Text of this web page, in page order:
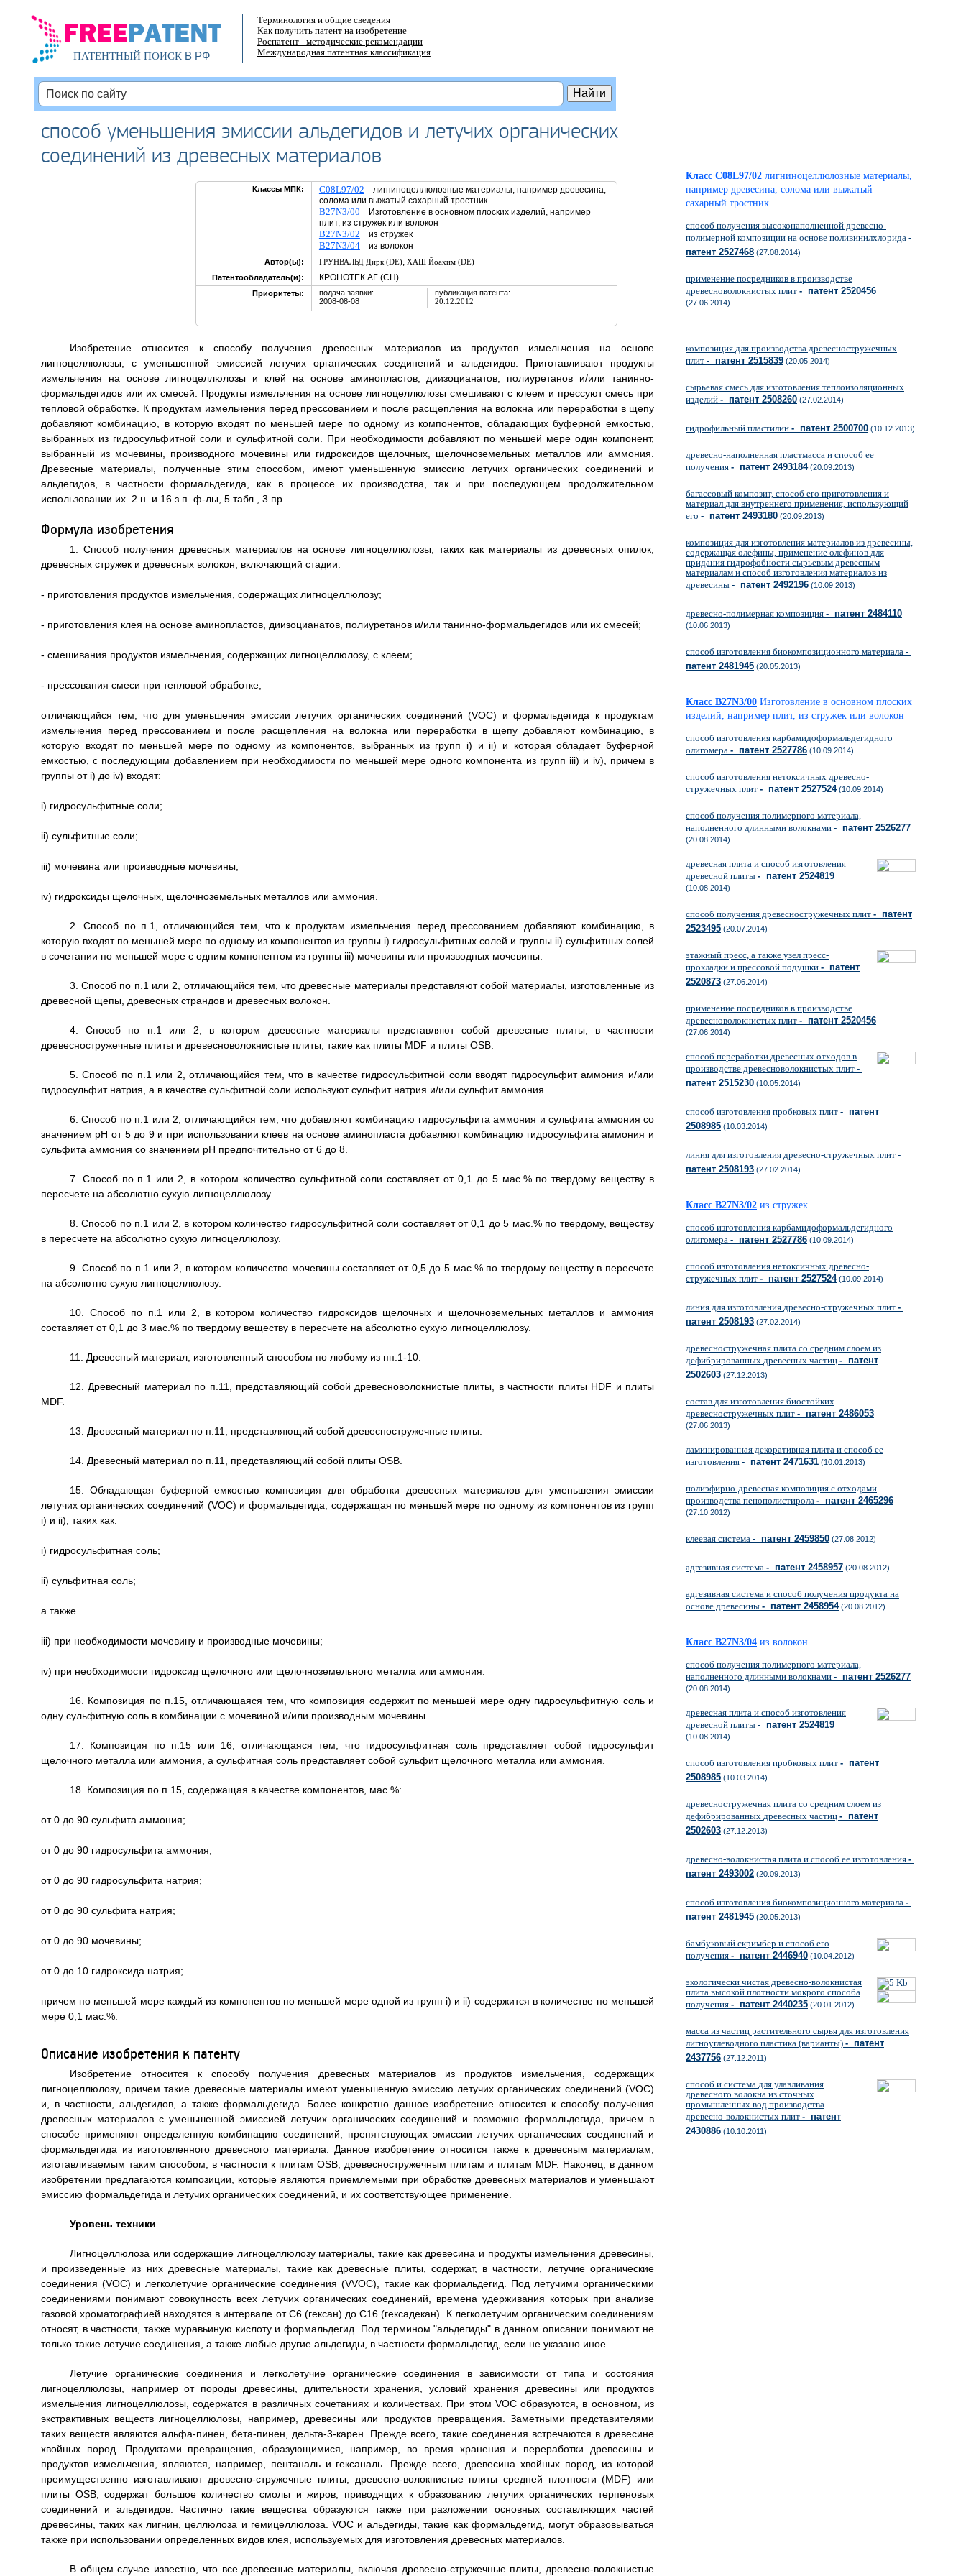
ПАТЕНТНЫЙ ПОИСКВ РФ
Терминология и общие сведения
Как получить патент на изобретение
Роспатент - методические рекомендации
Международная патентная классификация
способ уменьшения эмиссии альдегидов и летучих органических
соединений из древесных материалов
Классы МПК: C08L97/02 лигниноцеллюлозные материалы, например древесина,
солома или выжатый сахарный тростник
B27N3/00 Изготовление в основном плоских изделий, например
плит, из стружек или волокон
B27N3/02 из стружек
B27N3/04из волокон
Автор(ы): ГРУНВАЛЬД Дирк (DE), ХАШ Йоахим (DE)
Патентообладатель(и):
КРОНОТЕК АГ (CH)
Приоритеты:
подача заявки:
2008-08-08
публикация патента:
20.12.2012
Изобретение относится к способу получения древесных материалов из продуктов измельчения на основе
лигноцеллюлозы, с уменьшенной эмиссией летучих органических соединений и альдегидов. Приготавливают продукты
измельчения на основе лигноцеллюлозы и клей на основе аминопластов, диизоцианатов, полиуретанов и/или танинно-
формальдегидов или их смесей. Продукты измельчения на основе лигноцеллюлозы смешивают с клеем и прессуют смесь при
тепловой обработке. К продуктам измельчения перед прессованием и после расщепления на волокна или переработки в щепу
добавляют комбинацию, в которую входят по меньшей мере по одному из компонентов, обладающих буферной емкостью,
выбранных из гидросульфитной соли и сульфитной соли. При необходимости добавляют по меньшей мере один компонент,
выбранный из мочевины, производного мочевины или гидроксидов щелочных, щелочноземельных металлов или аммония.
Древесные материалы, полученные этим способом, имеют уменьшенную эмиссию летучих органических соединений и
альдегидов, в частности формальдегида, как в процессе их производства, так и при последующем продолжительном
использовании их. 2 н. и 16 з.п. ф-лы, 5 табл., 3 пр.
Формула изобретения
1. Способ получения древесных материалов на основе лигноцеллюлозы, таких как материалы из древесных опилок,
древесных стружек и древесных волокон, включающий стадии:
- приготовления продуктов измельчения, содержащих лигноцеллюлозу;
- приготовления клея на основе аминопластов, диизоцианатов, полиуретанов и/или танинно-формальдегидов или их смесей;
- смешивания продуктов измельчения, содержащих лигноцеллюлозу, с клеем;
- прессования смеси при тепловой обработке;
отличающийся тем, что для уменьшения эмиссии летучих органических соединений (VOC) и формальдегида к продуктам
измельчения перед прессованием и после расщепления на волокна или переработки в щепу добавляют комбинацию, в
которую входят по меньшей мере по одному из компонентов, выбранных из групп i) и ii) и которая обладает буферной
емкостью, с последующим добавлением при необходимости по меньшей мере одного компонента из групп iii) и iv), причем в
группы от i) до iv) входят:
i) гидросульфитные соли;
ii) сульфитные соли;
iii) мочевина или производные мочевины;
iv) гидроксиды щелочных, щелочноземельных металлов или аммония.
2. Способ по п.1, отличающийся тем, что к продуктам измельчения перед прессованием добавляют комбинацию, в
которую входят по меньшей мере по одному из компонентов из группы i) гидросульфитных солей и группы ii) сульфитных солей
в сочетании по меньшей мере с одним компонентом из группы iii) мочевины или производных мочевины.
3. Способ по п.1 или 2, отличающийся тем, что древесные материалы представляют собой материалы, изготовленные из
древесной щепы, древесных страндов и древесных волокон.
4. Способ по п.1 или 2, в котором древесные материалы представляют собой древесные плиты, в частности
древесностружечные плиты и древесноволокнистые плиты, такие как плиты MDF и плиты OSB.
5. Способ по п.1 или 2, отличающийся тем, что в качестве гидросульфитной соли вводят гидросульфит аммония и/или
гидросульфит натрия, а в качестве сульфитной соли используют сульфит натрия и/или сульфит аммония.
6. Способ по п.1 или 2, отличающийся тем, что добавляют комбинацию гидросульфита аммония и сульфита аммония со
значением рН от 5 до 9 и при использовании клеев на основе аминопласта добавляют комбинацию гидросульфита аммония и
сульфита аммония со значением рН предпочтительно от 6 до 8.
7. Способ по п.1 или 2, в котором количество сульфитной соли составляет от 0,1 до 5 мас.% по твердому веществу в
пересчете на абсолютно сухую лигноцеллюлозу.
8. Способ по п.1 или 2, в котором количество гидросульфитной соли составляет от 0,1 до 5 мас.% по твердому, веществу
в пересчете на абсолютно сухую лигноцеллюлозу.
9. Способ по п.1 или 2, в котором количество мочевины составляет от 0,5 до 5 мас.% по твердому веществу в пересчете
на абсолютно сухую лигноцеллюлозу.
10. Способ по п.1 или 2, в котором количество гидроксидов щелочных и щелочноземельных металлов и аммония
составляет от 0,1 до 3 мас.% по твердому веществу в пересчете на абсолютно сухую лигноцеллюлозу.
11. Древесный материал, изготовленный способом по любому из пп.1-10.
12. Древесный материал по п.11, представляющий собой древесноволокнистые плиты, в частности плиты HDF и плиты
MDF.
13. Древесный материал по п.11, представляющий собой древесностружечные плиты.
14. Древесный материал по п.11, представляющий собой плиты OSB.
15. Обладающая буферной емкостью композиция для обработки древесных материалов для уменьшения эмиссии
летучих органических соединений (VOC) и формальдегида, содержащая по меньшей мере по одному из компонентов из групп
i) и ii), таких как:
i) гидросульфитная соль;
ii) сульфитная соль;
а также
iii) при необходимости мочевину и производные мочевины;
iv) при необходимости гидроксид щелочного или щелочноземельного металла или аммония.
16. Композиция по п.15, отличающаяся тем, что композиция содержит по меньшей мере одну гидросульфитную соль и
одну сульфитную соль в комбинации с мочевиной и/или производным мочевины.
17. Композиция по п.15 или 16, отличающаяся тем, что гидросульфитная соль представляет собой гидросульфит
щелочного металла или аммония, а сульфитная соль представляет собой сульфит щелочного металла или аммония.
18. Композиция по п.15, содержащая в качестве компонентов, мас.%:
от 0 до 90 сульфита аммония;
от 0 до 90 гидросульфита аммония;
от 0 до 90 гидросульфита натрия;
от 0 до 90 сульфита натрия;
от 0 до 90 мочевины;
от 0 до 10 гидроксида натрия;
причем по меньшей мере каждый из компонентов по меньшей мере одной из групп i) и ii) содержится в количестве по меньшей
мере 0,1 мас.%.
Описание изобретения к патенту
Изобретение относится к способу получения древесных материалов из продуктов измельчения, содержащих
лигноцеллюлозу, причем такие древесные материалы имеют уменьшенную эмиссию летучих органических соединений (VOC)
и, в частности, альдегидов, а также формальдегида. Более конкретно данное изобретение относится к способу получения
древесных материалов с уменьшенной эмиссией летучих органических соединений и возможно формальдегида, причем в
способе применяют определенную комбинацию соединений, препятствующих эмиссии летучих органических соединений и
формальдегида из изготовленного древесного материала. Данное изобретение относится также к древесным материалам,
изготавливаемым таким способом, в частности к плитам OSB, древесностружечным плитам и плитам MDF. Наконец, в данном
изобретении предлагаются композиции, которые являются приемлемыми при обработке древесных материалов и уменьшают
эмиссию формальдегида и летучих органических соединений, и их соответствующее применение.
Уровень техники
Лигноцеллюлоза или содержащие лигноцеллюлозу материалы, такие как древесина и продукты измельчения древесины,
и произведенные из них древесные материалы, такие как древесные плиты, содержат, в частности, летучие органические
соединения (VOC) и легколетучие органические соединения (VVOC), такие как формальдегид. Под летучими органическими
соединениями понимают совокупность всех летучих органических соединений, времена удерживания которых при анализе
газовой хроматографией находятся в интервале от C6 (гексан) до C16 (гексадекан). К легколетучим органическим соединениям
относят, в частности, также муравьиную кислоту и формальдегид. Под термином "альдегиды" в данном описании понимают не
только такие летучие соединения, а также любые другие альдегиды, в частности формальдегид, если не указано иное.
Летучие органические соединения и легколетучие органические соединения в зависимости от типа и состояния
лигноцеллюлозы, например от породы древесины, длительности хранения, условий хранения древесины или продуктов
измельчения лигноцеллюлозы, содержатся в различных сочетаниях и количествах. При этом VOC образуются, в основном, из
экстрактивных веществ лигноцеллюлозы, например, древесины или продуктов превращения. Заметными представителями
таких веществ являются альфа-пинен, бета-пинен, дельта-3-карен. Прежде всего, такие соединения встречаются в древесине
хвойных пород. Продуктами превращения, образующимися, например, во время хранения и переработки древесины и
продуктов измельчения, являются, например, пентаналь и гексаналь. Прежде всего, древесина хвойных пород, из которой
преимущественно изготавливают древесно-стружечные плиты, древесно-волокнистые плиты средней плотности (MDF) или
плиты OSB, содержат большое количество смолы и жиров, приводящих к образованию летучих органических терпеновых
соединений и альдегидов. Частично такие вещества образуются также при разложении основных составляющих частей
древесины, таких как лигнин, целлюлоза и гемицеллюлоза. VOC и альдегиды, такие как формальдегид, могут образовываться
также при использовании определенных видов клея, используемых для изготовления древесных материалов.
В общем случае известно, что все древесные материалы, включая древесно-стружечные плиты, древесно-волокнистые
Класс C08L97/02 лигниноцеллюлозные материалы,
например древесина, солома или выжатый
сахарный тростник
способ получения высоконаполненной древесно-
полимерной композиции на основе поливинилхлорида -
патент 2527468 (27.08.2014)
применение посредников в производстве
древесноволокнистых плит - патент 2520456
(27.06.2014)
композиция для производства древесностружечных
плит - патент 2515839 (20.05.2014)
сырьевая смесь для изготовления теплоизоляционных
изделий - патент 2508260 (27.02.2014)
гидрофильный пластилин - патент 2500700 (10.12.2013)
древесно-наполненная пластмасса и способ ее
получения - патент 2493184(20.09.2013)
багассовый композит, способ его приготовления и
материал для внутреннего применения, использующий
его - патент 2493180 (20.09.2013)
композиция для изготовления материалов из древесины,
содержащая олефины, применение олефинов для
придания гидрофобности сырьевым древесным
материалам и способ изготовления материалов из
древесины - патент 2492196 (10.09.2013)
древесно-полимерная композиция - патент 2484110
(10.06.2013)
способ изготовления биокомпозиционного материала -
патент 2481945 (20.05.2013)
Класс B27N3/00 Изготовление в основном плоских
изделий, например плит, из стружек или волокон
способ изготовления карбамидоформальдегидного
олигомера - патент 2527786 (10.09.2014)
способ изготовления нетоксичных древесно-
стружечных плит - патент 2527524(10.09.2014)
способ получения полимерного материала,
наполненного длинными волокнами - патент 2526277
(20.08.2014)
древесная плита и способ изготовления
древесной плиты - патент 2524819
(10.08.2014)
способ получения древесностружечных плит - патент
2523495 (20.07.2014)
этажный пресс, а также узел пресс-
прокладки и прессовой подушки - патент
2520873 (27.06.2014)
применение посредников в производстве
древесноволокнистых плит - патент 2520456
(27.06.2014)
способ переработки древесных отходов в
производстве древесноволокнистых плит -
патент 2515230 (10.05.2014)
способ изготовления пробковых плит - патент
2508985 (10.03.2014)
линия для изготовления древесно-стружечных плит -
патент 2508193 (27.02.2014)
Класс B27N3/02 из стружек
способ изготовления карбамидоформальдегидного
олигомера - патент 2527786 (10.09.2014)
способ изготовления нетоксичных древесно-
стружечных плит - патент 2527524(10.09.2014)
линия для изготовления древесно-стружечных плит -
патент 2508193 (27.02.2014)
древесностружечная плита со средним слоем из
дефибрированных древесных частиц - патент
2502603 (27.12.2013)
состав для изготовления биостойких
древесностружечных плит - патент 2486053
(27.06.2013)
ламинированная декоративная плита и способ ее
изготовления - патент 2471631 (10.01.2013)
полиэфирно-древесная композиция с отходами
производства пенополистирола - патент 2465296
(27.10.2012)
клеевая система - патент 2459850 (27.08.2012)
адгезивная система - патент 2458957 (20.08.2012)
адгезивная система и способ получения продукта на
основе древесины - патент 2458954(20.08.2012)
Класс B27N3/04 из волокон
способ получения полимерного материала,
наполненного длинными волокнами - патент 2526277
(20.08.2014)
древесная плита и способ изготовления
древесной плиты - патент 2524819
(10.08.2014)
способ изготовления пробковых плит - патент
2508985 (10.03.2014)
древесностружечная плита со средним слоем из
дефибрированных древесных частиц - патент
2502603 (27.12.2013)
древесно-волокнистая плита и способ ее изготовления -
патент 2493002 (20.09.2013)
способ изготовления биокомпозиционного материала -
патент 2481945 (20.05.2013)
бамбуковый скримбер и способ его
получения - патент 2446940 (10.04.2012)
экологически чистая древесно-волокнистая
плита высокой плотности мокрого способа
получения - патент 2440235 (20.01.2012)
масса из частиц растительного сырья для изготовления
лигноуглеводного пластика (варианты) - патент
2437756 (27.12.2011)
способ и система для улавливания
древесного волокна из сточных
промышленных вод производства
древесно-волокнистых плит - патент
2430886 (10.10.2011)